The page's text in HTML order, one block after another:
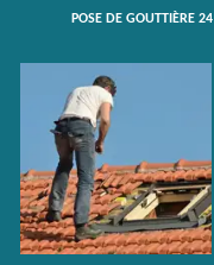
POSE DE GOUTTIÈRE 24